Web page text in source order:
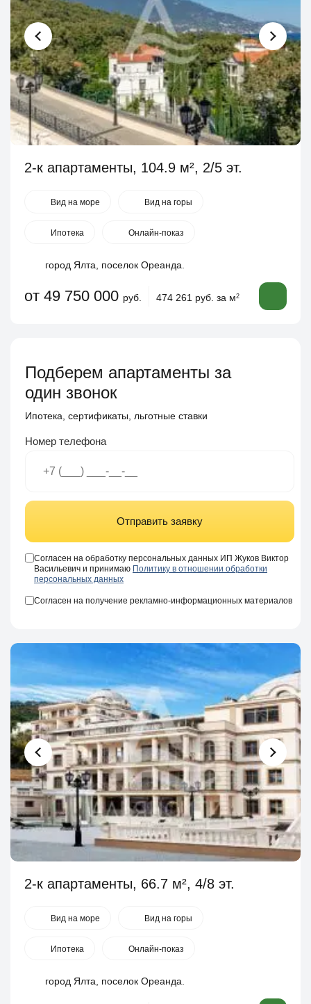
2-к апартаменты, 104.9 м², 2/5 эт.
Вид на море Вид на горы
Ипотека Онлайн-показ
город Ялта, поселок Ореанда.
от 49 750 000 руб. 474 261 руб. за м2
Подберем апартаменты за
один звонок
Ипотека, сертификаты, льготные ставки
Номер телефона
Отправить заявку
Согласен на обработку персональных данных ИП Жуков Виктор
Васильевич и принимаю Политику в отношении обработки
персональных данных
Согласен на получение рекламно-информационных материалов
2-к апартаменты, 66.7 м², 4/8 эт.
Вид на море Вид на горы
Ипотека Онлайн-показ
город Ялта, поселок Ореанда.